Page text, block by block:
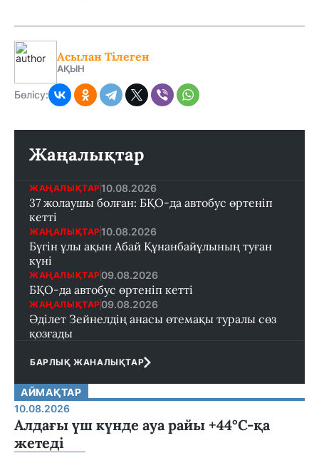
Асылан Тілеген
АҚЫН
Бөлісу:
Жаңалықтар
ЖАҢАЛЫҚТАР10.08.2026
37 жолаушы болған: БҚО-да автобус өртеніп
кетті
ЖАҢАЛЫҚТАР10.08.2026
Бүгін ұлы ақын Абай Құнанбайұлының туған
күні
ЖАҢАЛЫҚТАР 09.08.2026
БҚО-да автобус өртеніп кетті
ЖАҢАЛЫҚТАР 09.08.2026
Әділет Зейнелдің анасы өтемақы туралы сөз
қозғады
БАРЛЫҚ ЖАНАЛЫҚТАР
АЙМАҚТАР
10.08.2026
Алдағы үш күнде ауа райы +44°С-қа
жетеді